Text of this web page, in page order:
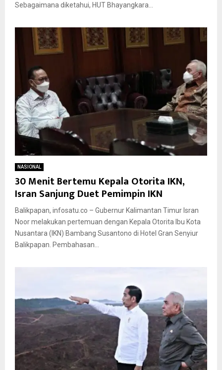
Sebagaimana diketahui, HUT Bhayangkara...
NASIONAL
30 Menit Bertemu Kepala Otorita IKN,
Isran Sanjung Duet Pemimpin IKN
Balikpapan, infosatu.co – Gubernur Kalimantan Timur Isran
Noor melakukan pertemuan dengan Kepala Otorita Ibu Kota
Nusantara (IKN) Bambang Susantono di Hotel Gran Senyiur
Balikpapan. Pembahasan...